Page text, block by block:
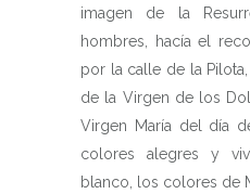
imagen de la
hombres, hacía el
por la calle de la
de la Virgen de los
Virgen María del día
colores alegres y
blanco, los colores de